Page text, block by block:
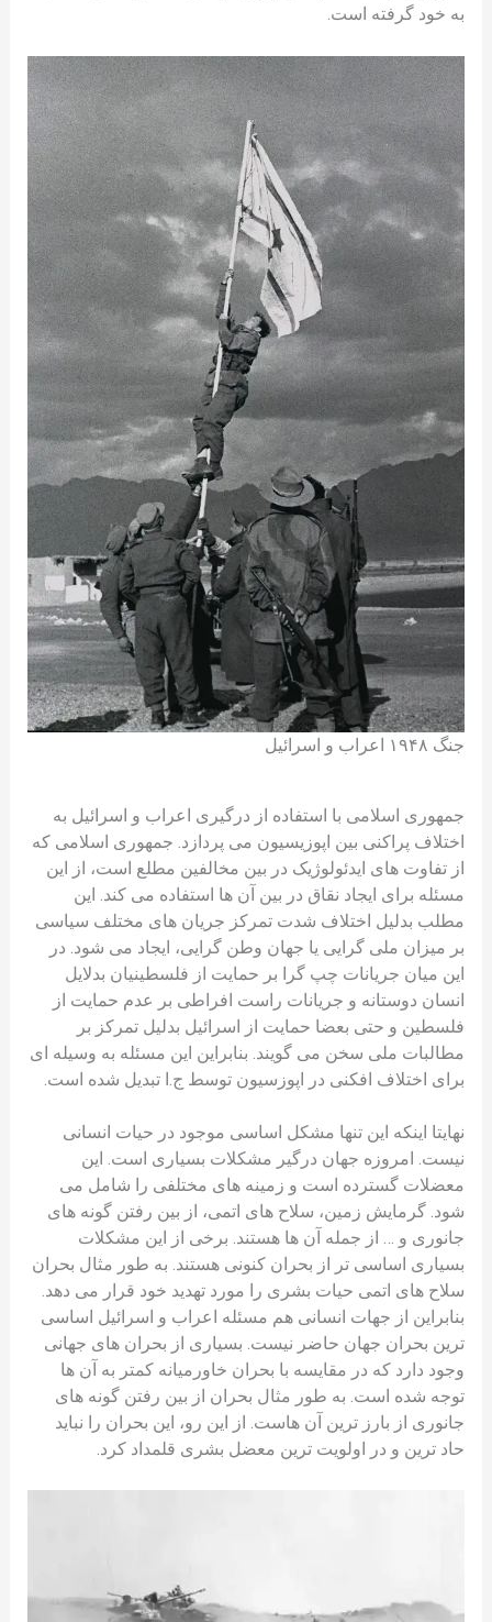
به خود گرفته است.
جنگ ۱۹۴۸ اعراب و اسرائیل
جمهوری اسلامی با استفاده از درگیری اعراب و اسرائیل به
اختلاف پراکنی بین اپوزیسیون می پردازد. جمهوری اسلامی که
از تفاوت های ایدئولوژیک در بین مخالفین مطلع است، از این
مسئله برای ایجاد نقاق در بین آن ها استفاده می کند. این
مطلب بدلیل اختلاف شدت تمرکز جریان های مختلف سیاسی
بر میزان ملی گرایی یا جهان وطن گرایی، ایجاد می شود. در
این میان جریانات چپ گرا بر حمایت از فلسطینیان بدلایل
انسان دوستانه و جریانات راست افراطی بر عدم حمایت از
فلسطین و حتی بعضا حمایت از اسرائیل بدلیل تمرکز بر
مطالبات ملی سخن می گویند. بنابراین این مسئله به وسیله ای
برای اختلاف افکنی در اپوزسيون توسط ج.ا تبدیل شده است.
نهایتا اینکه این تنها مشکل اساسی موجود در حیات انسانی
نیست. امروزه جهان درگیر مشکلات بسیاری است. این
معضلات گسترده است و زمینه های مختلفی را شامل می
شود. گرمایش زمین، سلاح های اتمی، از بین رفتن گونه های
جانوری و … از جمله آن ها هستند. برخی از این مشکلات
بسیاری اساسی تر از بحران کنونی هستند. به طور مثال بحران
سلاح های اتمی حیات بشری را مورد تهدید خود قرار می دهد.
بنابراین از جهات انسانی هم مسئله اعراب و اسرائیل اساسی
ترین بحران جهان حاضر نیست. بسیاری از بحران های جهانی
وجود دارد که در مقایسه با بحران خاورمیانه کمتر به آن ها
توجه شده است. به طور مثال بحران از بین رفتن گونه های
جانوری از بارز ترین آن هاست. از این رو، این بحران را نباید
حاد ترین و در اولویت ترین معضل بشری قلمداد کرد.